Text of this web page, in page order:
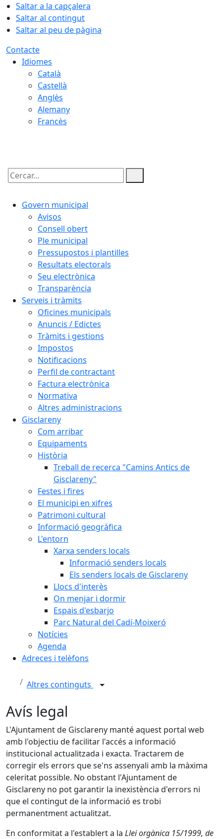
Saltar a la capçalera
Saltar al contingut
Saltar al peu de pàgina
Contacte
Idiomes
Català
Castellà
Anglès
Alemany
Francès
Cercar:
Govern municipal
Avisos
Consell obert
Ple municipal
Pressupostos i plantilles
Resultats electorals
Seu electrònica
Transparència
Serveis i tràmits
Oficines municipals
Anuncis / Edictes
Tràmits i gestions
Impostos
Notificacions
Perfil de contractant
Factura electrònica
Normativa
Altres administracions
Gisclareny
Com arribar
Equipaments
Història
Treball de recerca "Camins Antics de
Gisclareny"
Festes i fires
El municipi en xifres
Patrimoni cultural
Informació geogràfica
L'entorn
Xarxa senders locals
Informació senders locals
Els senders locals de Gisclareny
Llocs d'interès
On menjar i dormir
Espais d'esbarjo
Parc Natural del Cadí-Moixeró
Notícies
Agenda
Adreces i telèfons
Altres continguts
Avís legal
L'Ajuntament de Gisclareny manté aquest portal web
amb l'objectiu de facilitar l'accés a informació
institucional actualitzada i exacta. Tractarem de
corregir els errors que se'ns assenyali amb la màxima
celeritat possible. No obstant l'Ajuntament de
Gisclareny no pot garantir la inexistència d'errors ni
que el contingut de la informació es trobi
permanentment actualitzat.
En conformitat a l'establert a la Llei orgànica 15/1999, de